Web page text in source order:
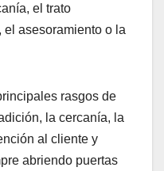
el trato
asesoramiento o la
rasgos de
la cercanía, la
al cliente y
abriendo puertas